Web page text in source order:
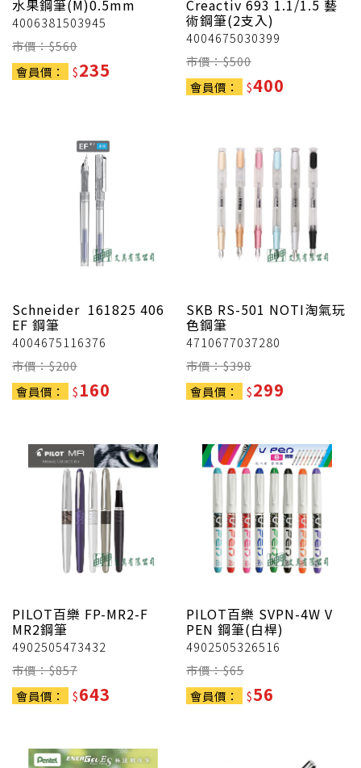
水果鋼筆(M)0.5mm
4006381503945
市價：$560
會員價：
$235
Creactiv 693 1.1/1.5 藝
術鋼筆(2支入)
4004675030399
市價：$500
會員價：
$400
Schneider 161825 406
EF 鋼筆
4004675116376
市價：$200
會員價：
$160
SKB RS-501 NOTI淘氣玩
色鋼筆
4710677037280
市價：$398
會員價：
$299
PILOT百樂 FP-MR2-F
MR2鋼筆
4902505473432
市價：$857
會員價：
$643
PILOT百樂 SVPN-4W V
PEN 鋼筆(白桿)
4902505326516
市價：$65
會員價：
$56